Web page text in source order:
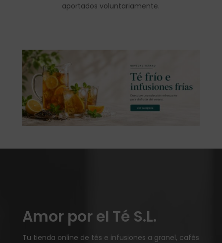
aportados voluntariamente.
Amor por el Té S.L.
Tu tienda online de tés e infusiones a granel, cafés